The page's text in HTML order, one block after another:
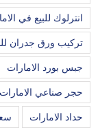
انترلوك للبيع في
تركيب ورق جدران
جبس بورد الامارات
حجر صناعي الامارات
حداد الامارات